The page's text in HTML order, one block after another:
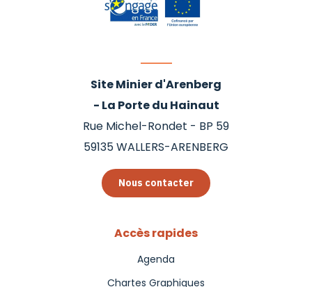
Site Minier d'Arenberg
- La Porte du Hainaut
Rue Michel-Rondet - BP 59
59135WALLERS-ARENBERG
Nous contacter
Accès rapides
Agenda
Chartes Graphiques